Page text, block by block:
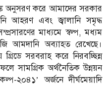
অনুসরণ করে আমাদের সরকার
আহরণ এবং জ্বালানি সমৃদ্ধ
মাধ্যমে স্বল্প, মধ্যম
আমদানি অব্যাহত রেখেছে।
সরবরাহ করে নিরবচ্ছিন্ন
সামগ্রিক অর্থনৈতিক উন্নয়ন
২০৪১’ অর্জনে দীর্ঘমেয়াদি